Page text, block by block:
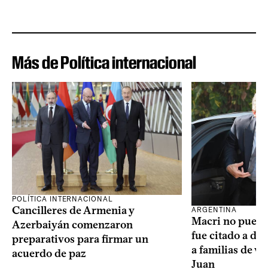
Más de Política internacional
POLÍTICA INTERNACIONAL
Cancilleres de Armenia y
Azerbaiyán comenzaron
preparativos para firmar un
acuerdo de paz
ARGENTINA
Macri no
fue citado a
a familias de
Juan